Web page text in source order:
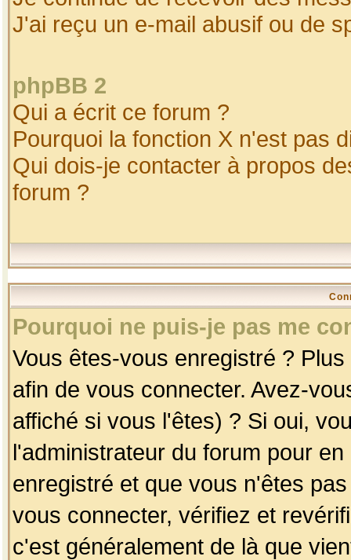
J'ai reçu un e-mail abusif ou de
phpBB 2
Qui a écrit ce forum ?
Pourquoi la fonction X n'est pas
Qui dois-je contacter à propos
forum ?
Pourquoi ne puis-je pas me
Vous êtes-vous enregistré ?
afin de vous connecter. Avez-
affiché si vous l'êtes) ? Si oui,
l'administrateur du forum pour
enregistré et que vous n'êtes
vous connecter, vérifiez et
c'est généralement de là que